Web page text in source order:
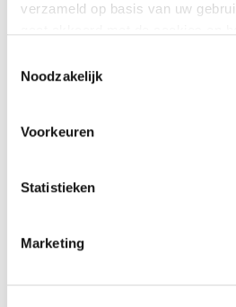
verzameld op basis van uw
Noodzakelijk
Voorkeuren
Statistieken
Marketing
De verbouwing van de stolpboerderij in 1979,
In juli 1980, iets minder dan een jaar
gemeente Venhuizen kon intrek
vinden, in de stolpboerderij onder
wethouders, de burgemeesterskamer
Een suggestiecomité deed de